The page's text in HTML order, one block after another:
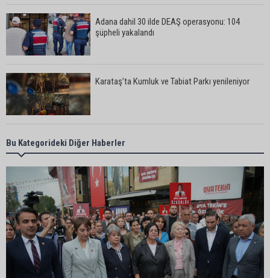
Adana dahil 30 ilde DEAŞ operasyonu: 104
şüpheli yakalandı
Karataş’ta Kumluk ve Tabiat Parkı yenileniyor
Bekir Şimşek’ten Mustafa Özkan’a ziyaret
Ceyhan’da asfalt çalışmaları sürüyor
Ceyhan’da açık hava sineması keyfi iki farklı
parkta devam ediyor
Bu Kategorideki Diğer Haberler